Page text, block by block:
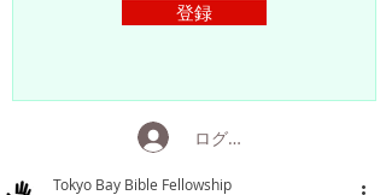
登録
ログイン
Tokyo Bay Bible Fellowship